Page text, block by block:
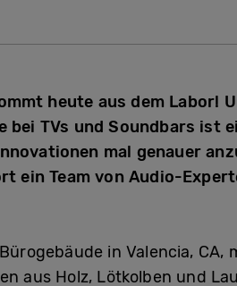
heute aus dem Labor!
bei TVs und Soundbars ist
mal genauer
ein Team von Audio-
in Valencia,
aus Holz, Lötkolben und